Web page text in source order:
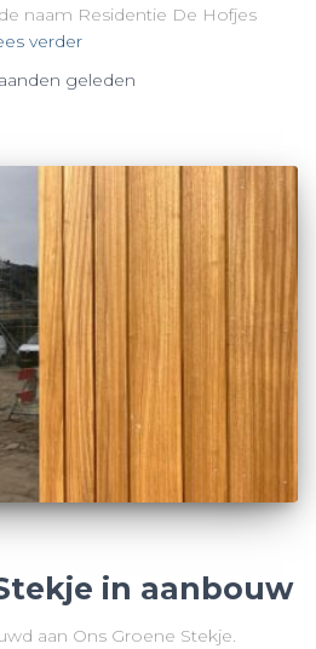
naam Residentie De Hofjes
verder
geleden
in aanbouw
aan Ons Groene Stekje.